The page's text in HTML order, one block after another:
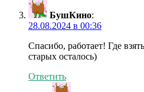
БушКино:
28.08.2024 в 00:36
Спасибо, работает! Где
старых осталось)
Ответить